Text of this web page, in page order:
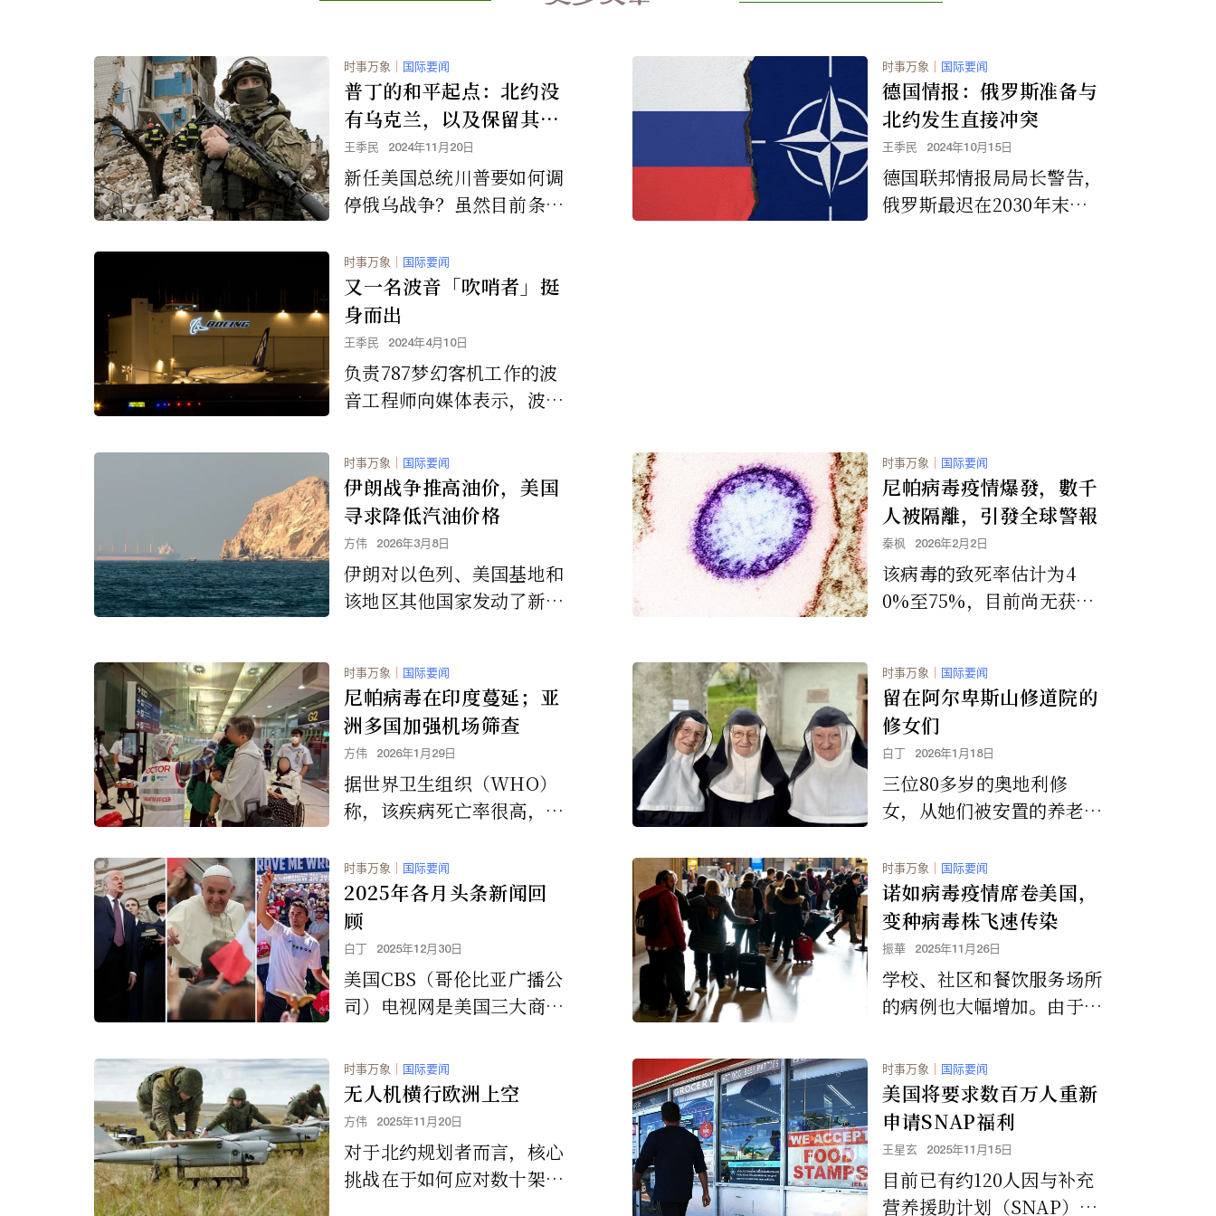
时事万象 ｜ 国际要闻
普丁的和平起点：北约没
有乌克兰，以及保留其佔
领的领土
王季民 2024年11月20日
新任美国总统川普要如何调
停俄乌战争？虽然目前条件
在川普尚未正式上任之际积
极用兵继续扩大佔有乌克兰
领土，以为即将到来的可能
谈判增加更多筹码。
时事万象 ｜ 国际要闻
德国情报：俄罗斯准备与
北约发生直接冲突
王季民 2024年10月15日
德国联邦情报局局长警告，
俄罗斯最迟在2030年末可
时事万象 ｜ 国际要闻
又一名波音「吹哨者」挺
身而出
王季民 2024年4月10日
负责787梦幻客机工作的波
音工程师向媒体表示，波音
生产成本，从而大大缩短了
飞机的使用寿命。
时事万象 ｜ 国际要闻
伊朗战争推高油价，美国
寻求降低汽油价格
方伟 2026年3月8日
伊朗对以色列、美国基地和
该地区其他国家发动了新一
及运输中断的担忧，油价再
次上涨。
时事万象 ｜ 国际要闻
尼帕病毒疫情爆發，數千
人被隔離，引發全球警報
秦枫 2026年2月2日
该病毒的致死率估计为4
0%至75%，目前尚无获批
时事万象 ｜ 国际要闻
尼帕病毒在印度蔓延；亚
洲多国加强机场筛查
方伟 2026年1月29日
据世界卫生组织（WHO）
称，该疾病死亡率很高，介
尚无获批的疫苗或特效疗
法。
时事万象 ｜ 国际要闻
留在阿尔卑斯山修道院的
修女们
白丁 2026年1月18日
三位80多岁的奥地利修
女，从她们被安置的养老院
遇引发了全世界的关注。
时事万象 ｜ 国际要闻
2025年各月头条新闻回
顾
白丁 2025年12月30日
美国CBS（哥伦比亚广播公
司）电视网是美国三大商业
出的2025年岁末头条新闻
回顾内容。
时事万象 ｜ 国际要闻
诺如病毒疫情席卷美国，
变种病毒株飞速传染
振華 2025年11月26日
学校、社区和餐饮服务场所
的病例也大幅增加。由于诺
速，包括与佛罗里达州出发
的邮轮相关的疫情在内的邮
轮疫情持续受到关注。
时事万象 ｜ 国际要闻
无人机横行欧洲上空
方伟 2025年11月20日
对于北约规划者而言，核心
挑战在于如何应对数十架甚
时事万象 ｜ 国际要闻
美国将要求数百万人重新
申请SNAP福利
王星玄 2025年11月15日
目前已有约120人因与补充
营养援助计划（SNAP）相